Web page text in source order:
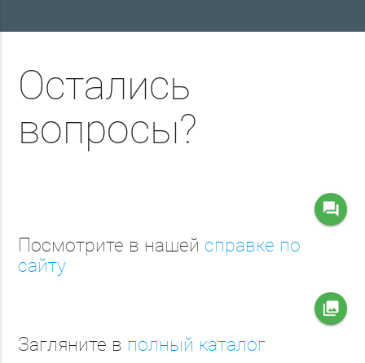
Остались
вопросы?
question_answer
Посмотрите в нашей справке по
сайту
collections
Загляните в полный каталог